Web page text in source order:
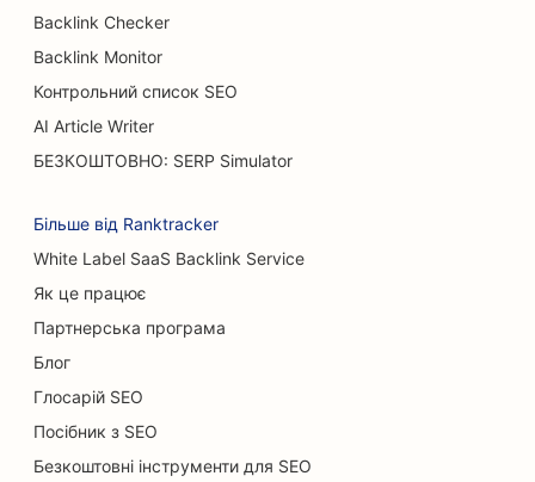
SEO для кондитерських
SEO для автосалонів
SEO для опікових хірургів
SEO для магазинів килимів та підлогових
покриттів
SEO для котячих кафе
Backlink Checker
Backlink Monitor
Контрольний список SEO
AI Article Writer
БЕЗКОШТОВНО: SERP Simulator
Більше від Ranktracker
White Label SaaS Backlink Service
Як це працює
Партнерська програма
Блог
Глосарій SEO
Посібник з SEO
Безкоштовні інструменти для SEO